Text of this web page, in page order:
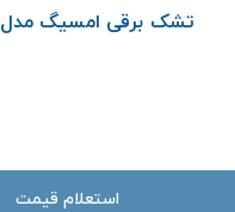
تشک برقی امسیگ مدل HP108
استعلام قیمت